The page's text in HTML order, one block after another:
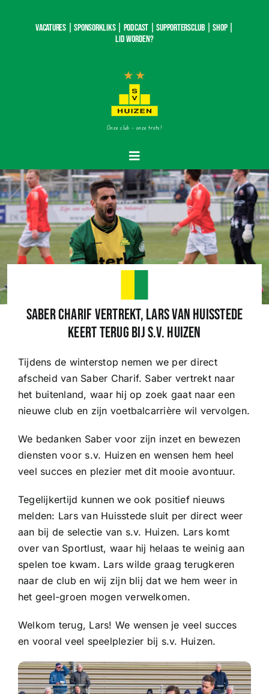
Vacatures | SponsorKliks | Podcast |Supportersclub|Shop|
Lid worden?
Onze club – onze trots!
Toggle
Navigatie
Home
Nieuws
Teams
Wedstrijden
Leden
Het eerste
Organisatie
Sponsoren
Commissies
ClubTV
Club van 100
Saber Charif vertrekt, Lars van Huisstede
keert terug bij s.v. Huizen
Tijdens de winterstop nemen we per direct
afscheid van Saber Charif. Saber vertrekt naar
het buitenland, waar hij op zoek gaat naar een
nieuwe club en zijn voetbalcarrière wil vervolgen.
We bedanken Saber voor zijn inzet en bewezen
diensten voor s.v. Huizen en wensen hem heel
veel succes en plezier met dit mooie avontuur.
Tegelijkertijd kunnen we ook positief nieuws
melden: Lars van Huisstede sluit per direct weer
aan bij de selectie van s.v. Huizen. Lars komt
over van Sportlust, waar hij helaas te weinig aan
spelen toe kwam. Lars wilde graag terugkeren
naar de club en wij zijn blij dat we hem weer in
het geel-groen mogen verwelkomen.
Welkom terug, Lars! We wensen je veel succes
en vooral veel speelplezier bij s.v. Huizen.